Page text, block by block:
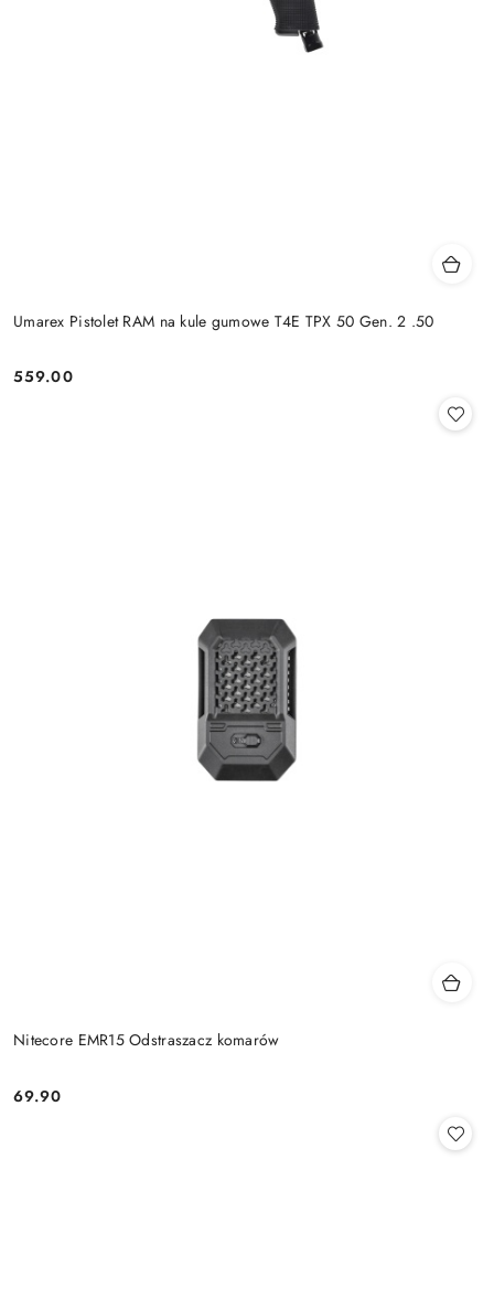
Umarex Pistolet RAM na kule gumowe T4E TPX 50 Gen. 2 .50
Cena:
559.00
Nitecore EMR15 Odstraszacz komarów
Cena:
69.90